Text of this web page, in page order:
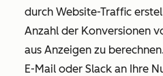
durch Website-Traffic
Anzahl der Konversionen
aus Anzeigen zu
E-Mail oder Slack an Ihre